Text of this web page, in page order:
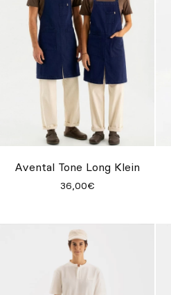
Avental Tone Long Klein
36,00€